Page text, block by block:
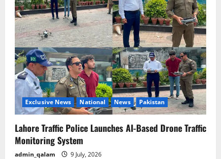
g
a
t
i
o
n
Exclusive News National News Pakistan
Lahore Traffic Police Launches AI-Based Drone Traffic
Monitoring System
admin_qalam 9 July, 2026